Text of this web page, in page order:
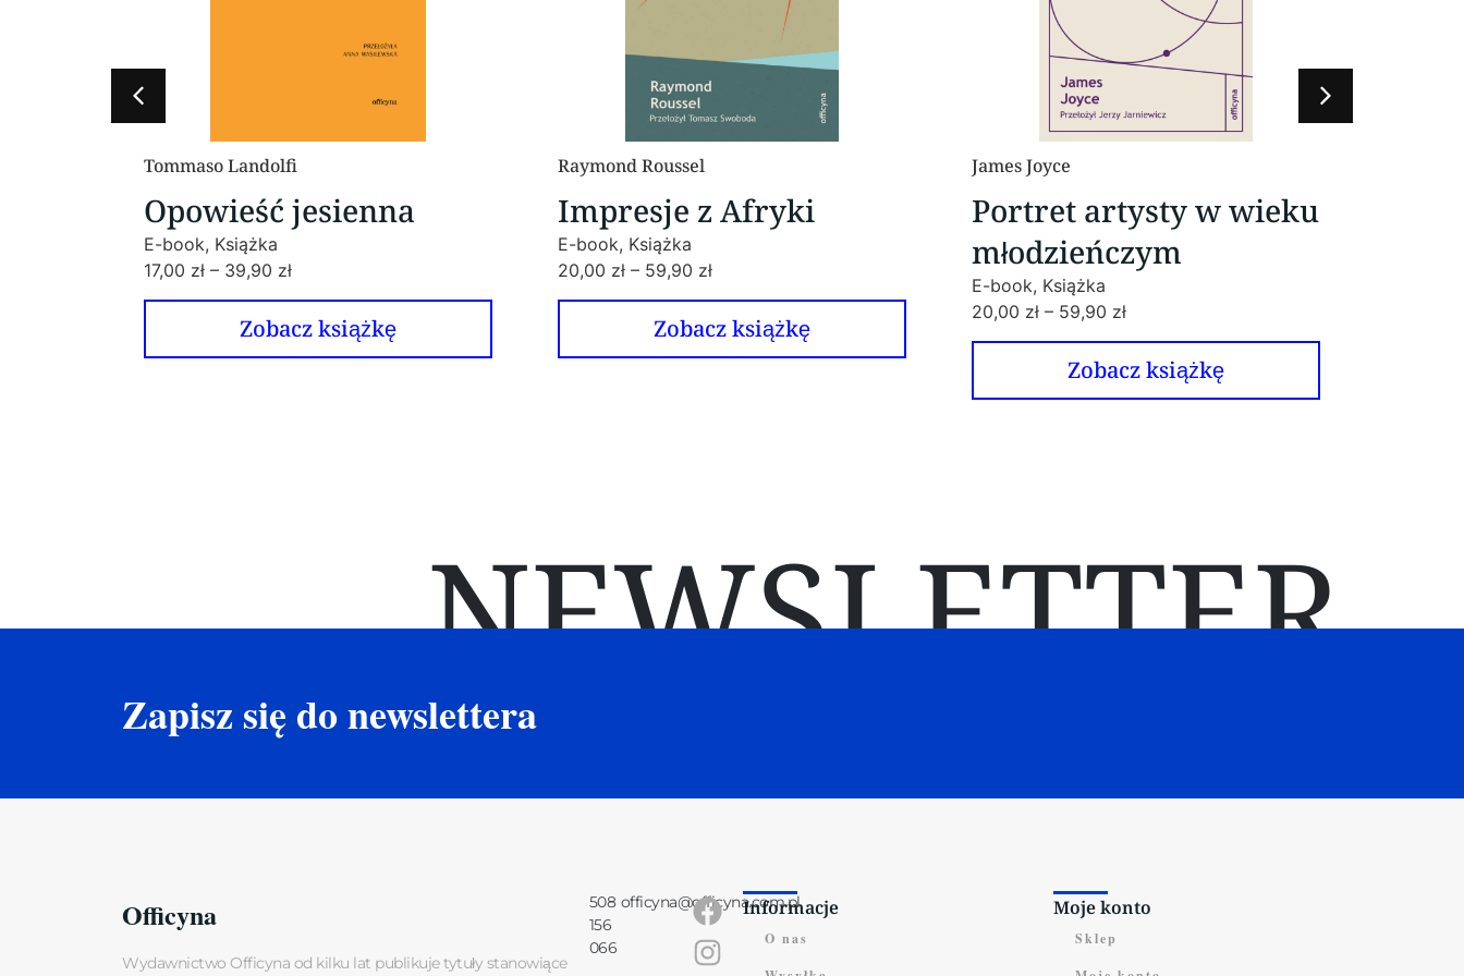
Raymond Roussel
Impresje z Afryki
E-book, Książka
20,00zł – 59,90
Zobacz książkę
James Joyce
Portret artysty w wieku
młodzieńczym
E-book, Książka
Marianne Fritz
Prawo powszedniego
ciążenia
E-book, Książka
17,00zł – 39,90
Zobacz książkę
NEWSLETTER
Zapisz się do newslettera
Officyna
Wydawnictwo Officyna od kilku lat publikuje tytuły stanowiące
508
156
066
officyna@officyna.com.pl
Informacje
O nas
Moje konto
Sklep